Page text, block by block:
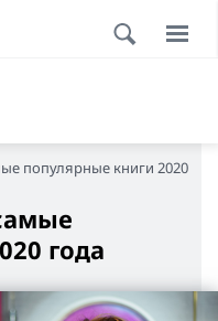
популярные книги 2020
года